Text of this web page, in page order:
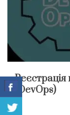
Реєстрація
(DevOps)